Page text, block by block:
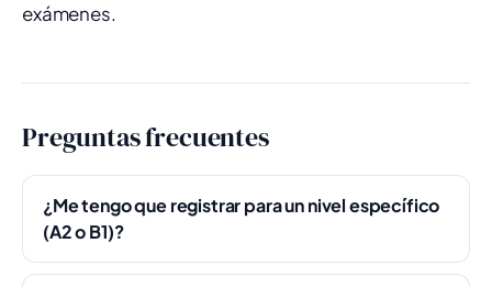
exámenes.
Preguntas frecuentes
¿Me tengo que registrar para un nivel específico
(A2 o B1)?